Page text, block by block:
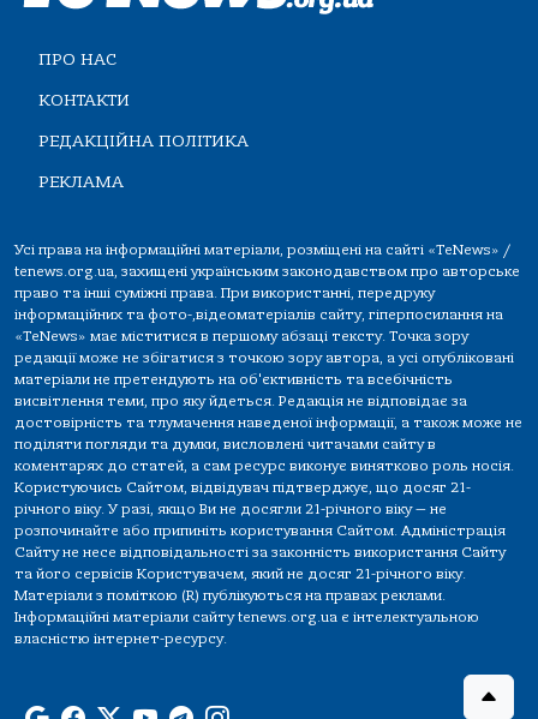
ПРО НАС
КОНТАКТИ
РЕДАКЦІЙНА ПОЛІТИКА
РЕКЛАМА
Усі права на інформаційні матеріали, розміщені на сайті «TeNews» /
tenews.org.ua, захищені українським законодавством про авторське
право та інші суміжні права. При використанні, передруку
інформаційних та фото-,відеоматеріалів сайту, гіперпосилання на
«TeNews» має міститися в першому абзаці тексту. Точка зору
редакції може не збігатися з точкою зору автора, а усі опубліковані
матеріали не претендують на об'єктивність та всебічність
висвітлення теми, про яку йдеться. Редакція не відповідає за
достовірність та тлумачення наведеної інформації, а також може не
поділяти погляди та думки, висловлені читачами сайту в
коментарях до статей, а сам ресурс виконує винятково роль носія.
Користуючись Сайтом, відвідувач підтверджує, що досяг 21-
річного віку. У разі, якщо Ви не досягли 21-річного віку — не
розпочинайте або припиніть користування Сайтом. Адміністрація
Сайту не несе відповідальності за законність використання Сайту
та його сервісів Користувачем, який не досяг 21-річного віку.
Матеріали з поміткою (R) публікуються на правах реклами.
Інформаційні матеріали сайту tenews.org.ua є інтелектуальною
власністю інтернет-ресурсу.